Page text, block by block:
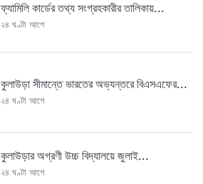
ফ্যামিলি কার্ডের তথ্য সংগ্রহকারীর তালিকায়...
২৪ ঘণ্টা আগে
কুলাউড়া সীমান্তে ভারতের অভ্যন্তরে বিএসএফের...
২৪ ঘণ্টা আগে
কুলাউড়ার অগ্রণী উচ্চ বিদ্যালয়ে জুলাই...
২৪ ঘণ্টা আগে